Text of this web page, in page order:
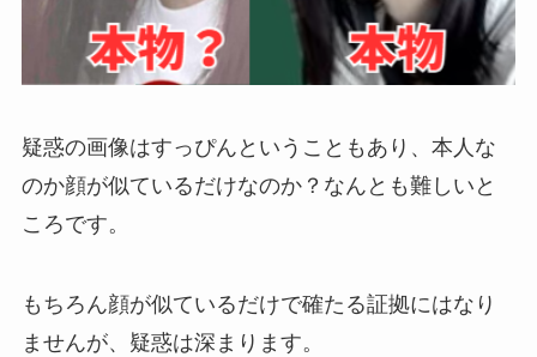
疑惑の画像はすっぴんということもあり、本人な
のか顔が似ているだけなのか？なんとも難しいと
ころです。
もちろん顔が似ているだけで確たる証拠にはなり
ませんが、疑惑は深まります。